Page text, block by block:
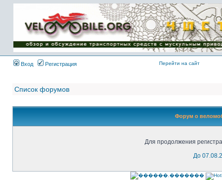
Имя пользователя:
Пароль:
{ LOG_ME_IN_SHORT
}
Вход
Регистрация Перейти на сайт
Список форумов
Форум о
Для продолжения
До